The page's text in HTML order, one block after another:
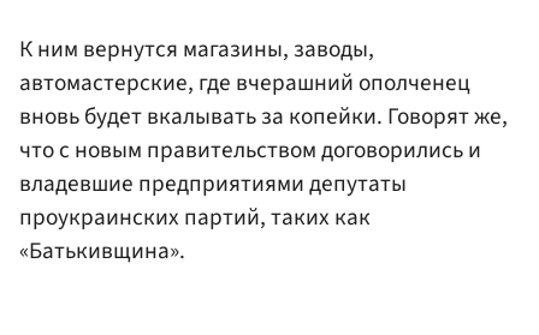
К ним вернутся магазины, заводы,
автомастерские, где вчерашний ополченец
вновь будет вкалывать за копейки. Говорят же,
что с новым правительством договорились и
владевшие предприятиями депутаты
проукраинских партий, таких как
«Батькивщина».